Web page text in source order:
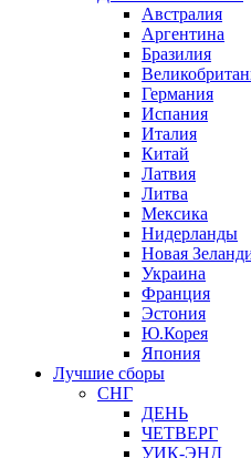
Австралия
Аргентина
Бразилия
Германия
Испания
Италия
Китай
Латвия
Литва
Мексика
Нидерланды
Новая
Украина
Франция
Эстония
Ю.Корея
Япония
Лучшие сборы
СНГ
ДЕНЬ
ЧЕТВЕРГ
УИК-ЭНД